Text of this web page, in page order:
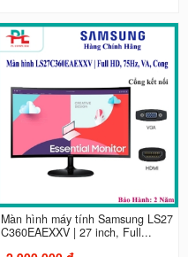
Màn hình máy tính Samsung LS27
C360EAEXXV | 27 inch, Full...